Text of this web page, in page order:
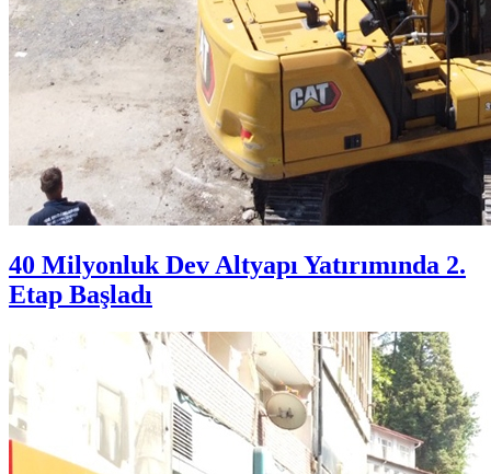
40 Milyonluk Dev Altyapı Yatırımında 2.
Etap Başladı